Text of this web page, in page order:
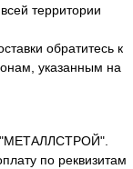
территории
обратитесь к
указанным на
"МЕТАЛЛСТРОЙ".
по реквизитам